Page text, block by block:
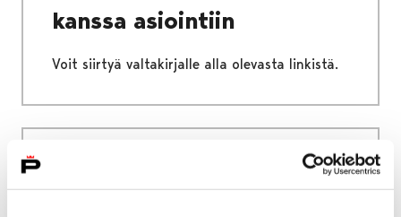
kanssa asiointiin
Voit siirtyä valtakirjalle alla olevasta linkistä.
Ota yhteyttä
Sähköinen asiointi ja lomakkeet